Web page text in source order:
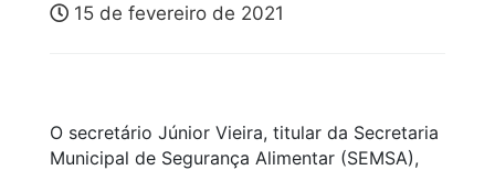
15 de fevereiro de 2021
O secretário Júnior Vieira, titular da Secretaria
Municipal de Segurança Alimentar (SEMSA),